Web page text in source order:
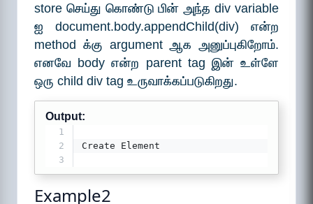
store செய்து கொண்டு பின் அந்த div variable
ஐ document.body.appendChild(div) என்ற
method க்கு argument ஆக அனுப்புகிறோம்.
எனவே body என்ற parent tag இன் உள்ளே
ஒரு child div tag உருவாக்கப்படுகிறது.
Output:
1
2
Create Element
3
Example2